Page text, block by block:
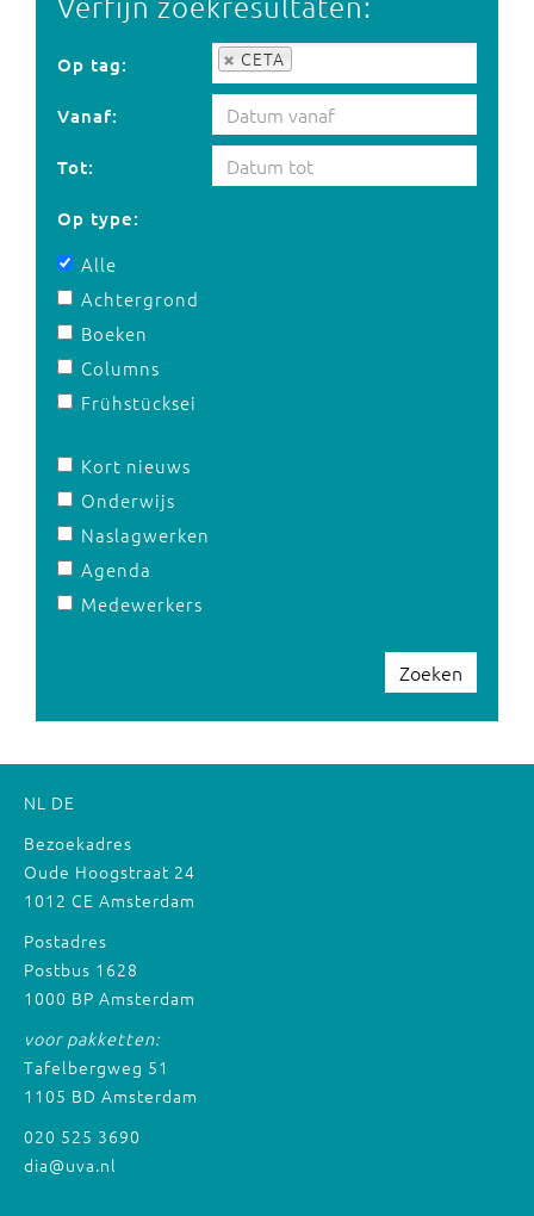
Op tag: CETA
Op tag:
Vanaf:
Tot:
Op type:
Alle
Achtergrond
Boeken
Columns
Frühstücksei
Kort nieuws
Onderwijs
Naslagwerken
Agenda
Medewerkers
Zoeken
NL DE
Bezoekadres
Oude Hoogstraat 24
1012 CE Amsterdam
Postadres
Postbus 1628
1000 BP Amsterdam
voor pakketten:
Tafelbergweg 51
1105 BD Amsterdam
020 525 3690
dia@uva.nl